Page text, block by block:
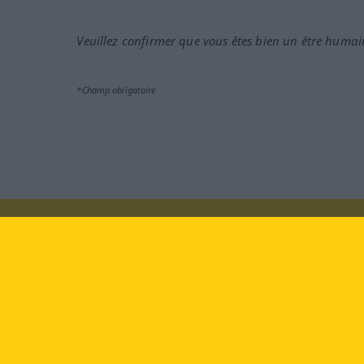
Veuillez confirmer que vous êtes bien un être
*Champ obligatoire